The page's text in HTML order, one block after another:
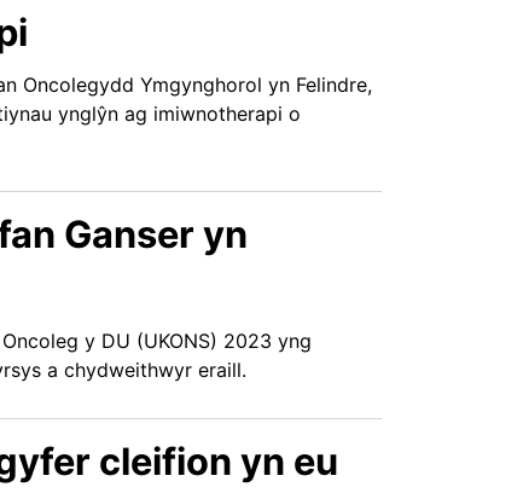
Oncolegydd Ymgynghorol yn Felindre,
ynglŷn ag imiwnotherapi o
Ganser yn
y DU (UKONS) 2023 yng
a chydweithwyr eraill.
cleifion yn eu